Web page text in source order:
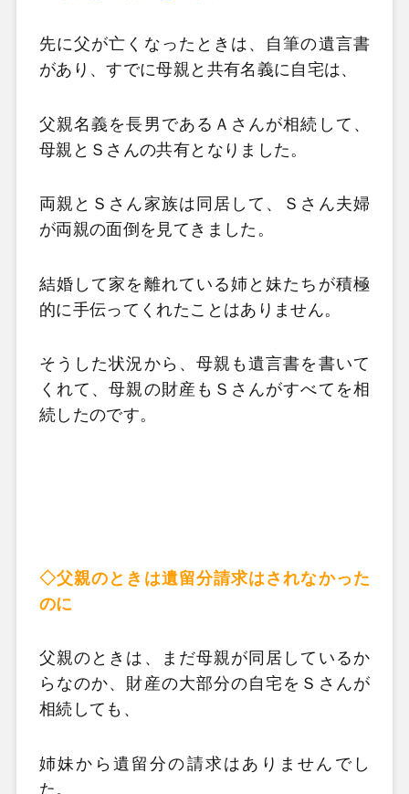
先に父が亡くなったときは、自筆の遺言書
があり、すでに母親と共有名義に自宅は、
父親名義を長男であるＡさんが相続して、
母親とＳさんの共有となりました。
両親とＳさん家族は同居して、Ｓさん夫婦
が両親の面倒を見てきました。
結婚して家を離れている姉と妹たちが積極
的に手伝ってくれたことはありません。
そうした状況から、母親も遺言書を書いて
くれて、母親の財産もＳさんがすべてを相
続したのです。
◇父親のときは遺留分請求はされなかった
のに
父親のときは、まだ母親が同居しているか
らなのか、財産の大部分の自宅をＳさんが
相続しても、
姉妹から遺留分の請求はありませんでし
た。